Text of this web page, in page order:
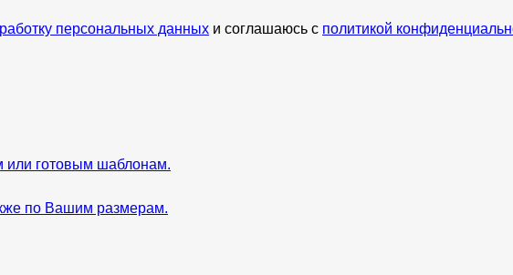
персональных данных и соглашаюсь с политикой
или готовым шаблонам.
по Вашим размерам.